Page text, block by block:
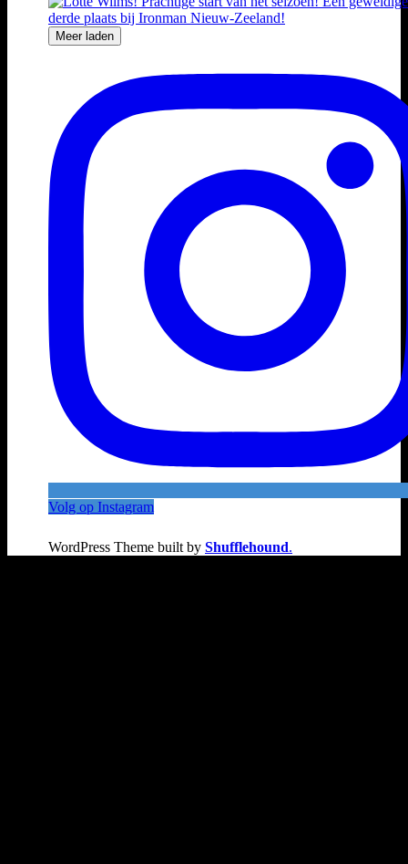
Meer laden
Volg op Instagram
WordPress Theme built by Shufflehound.